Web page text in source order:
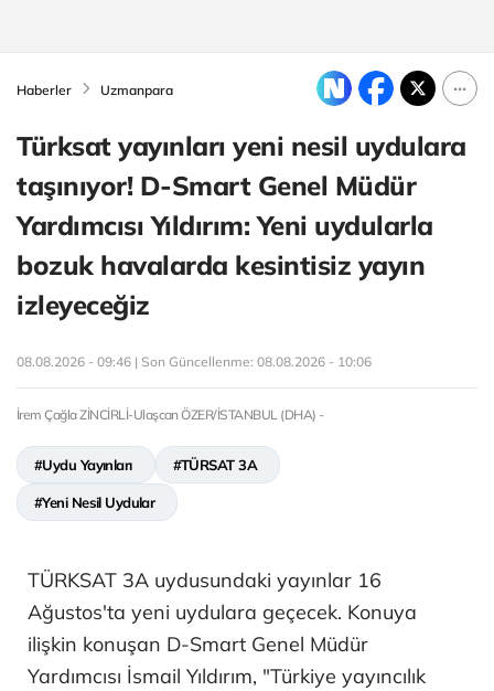
Haberler Uzmanpara
Türksat yayınları yeni nesil uydulara
taşınıyor! D-Smart Genel Müdür
Yardımcısı Yıldırım: Yeni uydularla
bozuk havalarda kesintisiz yayın
izleyeceğiz
08.08.2026 - 09:46 | Son Güncellenme: 08.08.2026 - 10:06
İrem Çağla ZİNCİRLİ-Ulaşcan ÖZER/İSTANBUL (DHA) -
#Uydu Yayınları #TÜRSAT 3A
#Yeni Nesil Uydular
TÜRKSAT 3A uydusundaki yayınlar 16
Ağustos'ta yeni uydulara geçecek. Konuya
ilişkin konuşan D-Smart Genel Müdür
Yardımcısı İsmail Yıldırım, "Türkiye yayıncılık